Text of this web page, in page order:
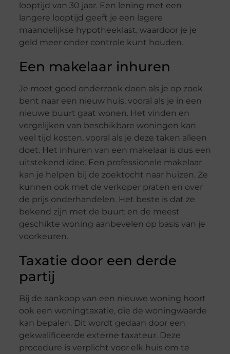
looptijd van 30 jaar. Een lening met een
langere looptijd geeft je een lagere
maandelijkse hypotheeklast, waardoor je je
geld meer onder controle kunt houden.
Een makelaar inhuren
Je moet goed onderzoek doen als je op zoek
bent naar een nieuw huis, vooral als je in een
nieuwe buurt gaat wonen. Het vinden en
vergelijken van beschikbare woningen kan
veel tijd kosten, vooral als je deze taken alleen
doet. Het inhuren van een makelaar is dus een
uitstekend idee. Een professionele makelaar
kan je helpen bij de zoektocht naar huizen. Ze
kunnen ook met de verkoper praten en over
de prijs onderhandelen. Het beste is dat ze
bekend zijn met de buurt en de meest
geschikte woning aanbevelen op basis van je
voorkeuren.
Taxatie door een derde
partij
Bij de aankoop van een nieuwe woning hoort
ook een woningtaxatie, die de woningwaarde
kan bepalen. Dit wordt gedaan door een
gekwalificeerde externe taxateur. Deze
procedure is verplicht voor elk huis om te